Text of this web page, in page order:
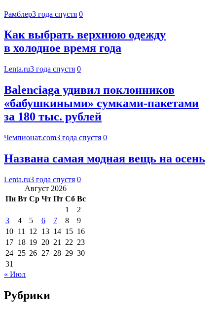
Рамблер3 года спустя 0
Как выбрать верхнюю одежду
в холодное время года
Lenta.ru3 года спустя 0
Balenciaga удивил поклонников
«бабушкиными» сумками-пакетами
за 180 тыс. рублей
Чемпионат.com3 года спустя 0
Названа самая модная вещь на осень
Lenta.ru3 года спустя 0
Август 2026
Пн Вт Ср Чт Пт Сб Вс
1
2
3
4 5 6 7 8
9
10 11 12 13 14 15 16
17 18 19 20 21 22 23
24 25 26 27 28 29 30
31
« Июл
Рубрики